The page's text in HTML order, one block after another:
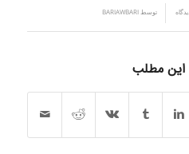
توسط BARIAWBARI
این مطلب